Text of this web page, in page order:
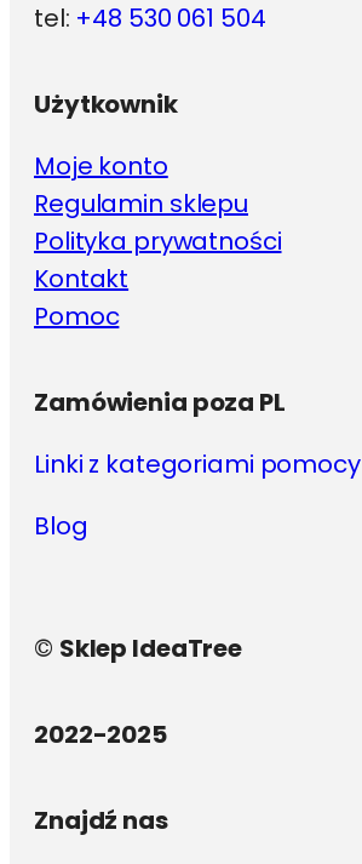
tel: +48 530 061 504
Użytkownik
Moje konto
Regulamin sklepu
Polityka prywatności
Kontakt
Pomoc
Zamówienia poza PL
Linki z kategoriami pomocy
Blog
© Sklep IdeaTree
2022-2025
Znajdź nas